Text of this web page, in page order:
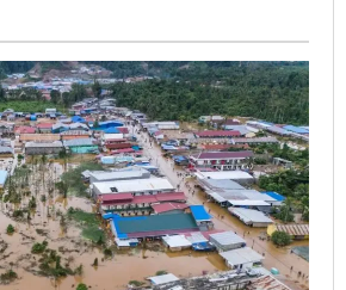
Tambang